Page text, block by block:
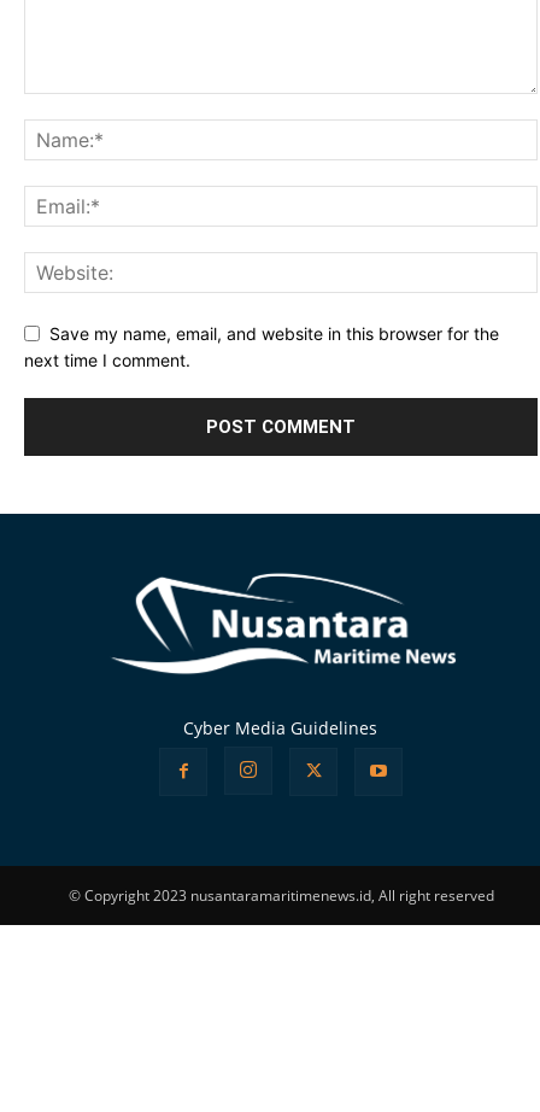
Save my name, email, and website in this browser for the
next time I comment.
Cyber Media Guidelines
© Copyright 2023 nusantaramaritimenews.id, All right reserved